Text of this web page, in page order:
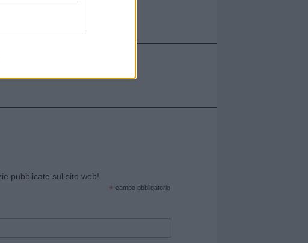
pubblicate sul sito web!
* campo obbligatorio